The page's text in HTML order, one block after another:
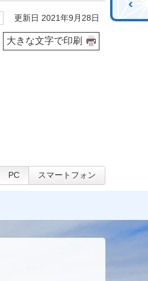
更新日 2021年9月28日
大きな文字で印刷
PC スマートフォン